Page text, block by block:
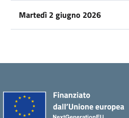
Martedì 2 giugno 2026